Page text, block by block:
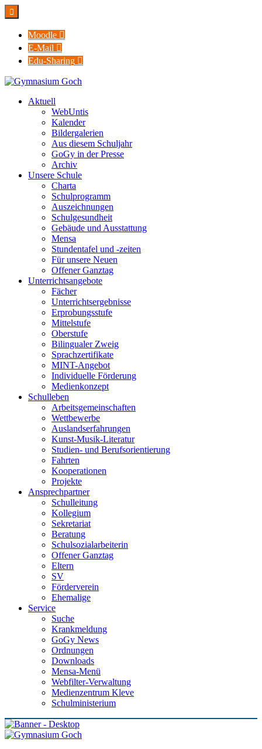

Moodle 
E-Mail 
Edu-Sharing 
Aktuell
WebUntis
Kalender
Bildergalerien
Aus diesem Schuljahr
GoGy in der Presse
Archiv
Unsere Schule
Charta
Schulprogramm
Auszeichnungen
Schulgesundheit
Gebäude und Ausstattung
Mensa
Stundentafel und -zeiten
Für unsere Neuen
Offener Ganztag
Unterrichtsangebote
Fächer
Unterrichtsergebnisse
Erprobungsstufe
Mittelstufe
Oberstufe
Bilingualer Zweig
Sprachzertifikate
MINT-Angebot
Individuelle Förderung
Medienkonzept
Schulleben
Arbeitsgemeinschaften
Wettbewerbe
Auslandserfahrungen
Kunst-Musik-Literatur
Studien- und Berufsorientierung
Fahrten
Kooperationen
Projekte
Ansprechpartner
Schulleitung
Kollegium
Sekretariat
Beratung
Schulsozialarbeiterin
Offener Ganztag
Eltern
SV
Förderverein
Ehemalige
Service
Suche
Krankmeldung
GoGy News
Ordnungen
Downloads
Mensa-Menü
Webfilter-Verwaltung
Medienzentrum Kleve
Schulministerium